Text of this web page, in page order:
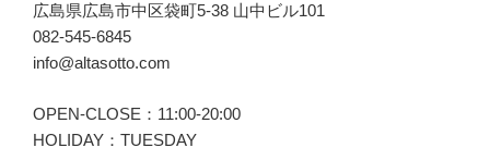
広島県広島市中区袋町5-38 山中ビル101
082-545-6845
info@altasotto.com
OPEN-CLOSE：11:00-20:00
HOLIDAY：TUESDAY